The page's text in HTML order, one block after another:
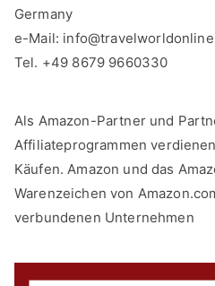
Germany
e-Mail:
Tel. +49 8679 9660330
Als Amazon-Partner und
Affiliateprogrammen
Käufen. Amazon und das
Warenzeichen von
verbundenen Unternehmen